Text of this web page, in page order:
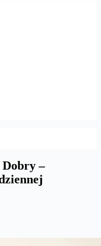
Dobry –